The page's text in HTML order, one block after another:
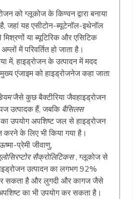
को ग्लूकोज के किण्वन द्वारा बनाया
जहां यह एसीटोन-ब्यूटेनॉल-इथेनॉल
या ब्यूटिरिक और एसिटिक
में परिवर्तित हो जाता है।
में, हाइड्रोजन के उत्पादन में मदद
एंजाइम को हाइड्रोजनेज कहा जाता
जैसे कुछ बैक्टीरिया जैवहाइड्रोजन
उत्पादक हैं, जबकि बैसिलस
का उपयोग अपशिष्ट जल से हाइड्रोजन
करने के लिए भी किया गया है।
प्रेमी जीवाणु,
सैक्रोलिटिकस, ग्लूकोज से
उत्पादन का लगभग 92%
सकता है और लुगदी और कागज जैसे
का भी उपयोग कर सकता है।